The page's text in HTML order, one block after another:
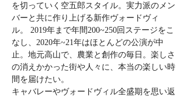
を切っていく空五郎スタイル。実力派のメン
バーと共に作り上げる新作ヴォードヴィ
ル。 2019年まで年間200~250回ステージをこ
なし、2020年~21年はほとんどの公演が中
止。地元高山で、農業と創作の毎日。楽しさ
の消えかかった街や人々に、本当の楽しい時
間を届けたい。
キャバレーやヴォードヴィル全盛期を思い返